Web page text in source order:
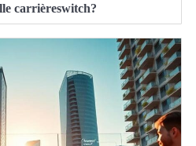
carrièreswitch?